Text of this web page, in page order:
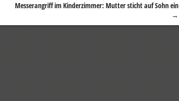
Messerangriff im Kinderzimmer: Mutter sticht auf Sohn ein
→